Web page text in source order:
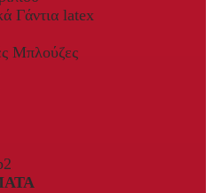
Γάντια latex
Μπλούζες